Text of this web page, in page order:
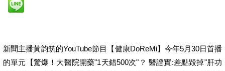
新聞主播黃韵筑的YouTube節目【健康DoReMi】今年5月30日首播
的單元【驚爆！大醫院開藥"1天錯500次"？ 醫證實:差點毀掉"肝功